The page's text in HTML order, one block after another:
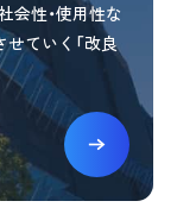
会性・使用性な
ていく「改良